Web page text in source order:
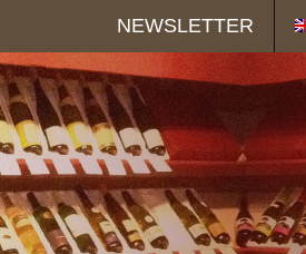
NEWSLETTER
Panneau de gestion des cookies